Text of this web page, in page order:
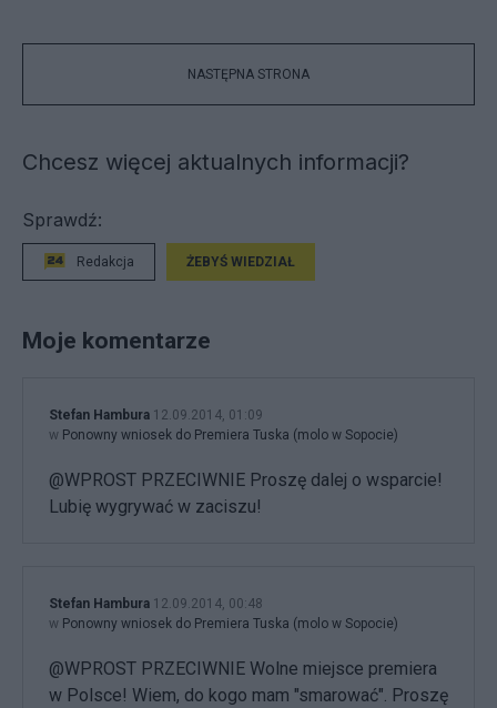
NASTĘPNA STRONA
Chcesz więcej aktualnych informacji?
Sprawdź:
Redakcja ŻEBYŚ WIEDZIAŁ
Moje komentarze
Stefan Hambura 12.09.2014, 01:09
w Ponowny wniosek do Premiera Tuska (molo w Sopocie)
@WPROST PRZECIWNIE Proszę dalej o wsparcie!
Lubię wygrywać w zaciszu!
Stefan Hambura 12.09.2014, 00:48
w Ponowny wniosek do Premiera Tuska (molo w Sopocie)
@WPROST PRZECIWNIE Wolne miejsce premiera
w Polsce! Wiem, do kogo mam "smarować". Proszę